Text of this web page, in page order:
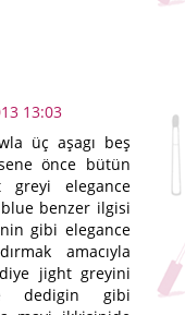
13:03
üç aşagı beş
önce bütün
greyi elegance
benzer ilgisi
gibi elegance
amacıyla
jight greyini
dedigin gibi